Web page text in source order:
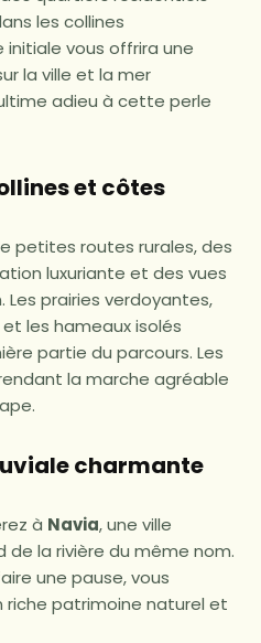
les collines
vous offrira une
la ville et la mer
adieu à cette perle
et côtes
petites routes rurales, des
luxuriante et des vues
Les prairies verdoyantes,
les hameaux isolés
partie du parcours. Les
la marche agréable
charmante
à Navia, une ville
la rivière du même nom.
une pause, vous
riche patrimoine naturel et